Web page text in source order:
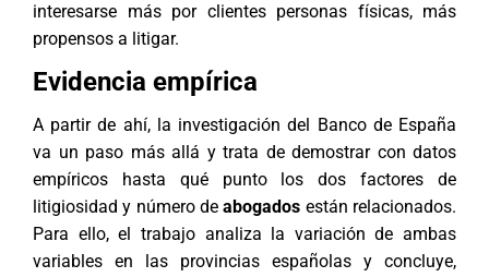
interesarse más por clientes personas físicas, más
propensos a litigar.
Evidencia empírica
A partir de ahí, la investigación del Banco de España
va un paso más allá y trata de demostrar con datos
empíricos hasta qué punto los dos factores de
litigiosidad y número deabogados están relacionados.
Para ello, el trabajo analiza la variación de ambas
variables en las provincias españolas y concluye,